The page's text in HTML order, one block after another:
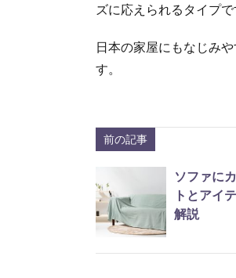
ズに応えられるタイプで
日本の家屋にもなじみ
す。
前の記事
ソファに
トとアイ
解説